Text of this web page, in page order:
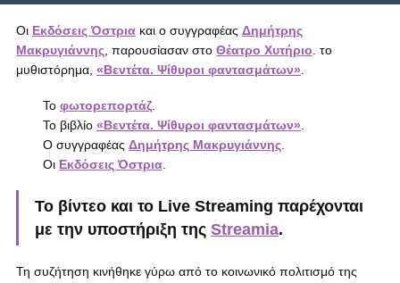
Οι Εκδόσεις Όστρια και ο συγγραφέας Δημήτρης
Μακρυγιάννης , παρουσίασαν στο Θέατρο Χυτήριο . το
μυθιστόρημα, «Βεντέτα. Ψίθυροι φαντασμάτων»
Το φωτορεπορτάζ
Το βιβλίο «Βεντέτα. Ψίθυροι φαντασμάτων»
Ο συγγραφέας Δημήτρης Μακρυγιάννης
Οι Εκδόσεις Όστρια
Το βίντεο και το Live Streaming παρέχονται
με την υποστήριξη της Streamia.
Τη συζήτηση κινήθηκε γύρω από το κοινωνικό πολιτισμό της